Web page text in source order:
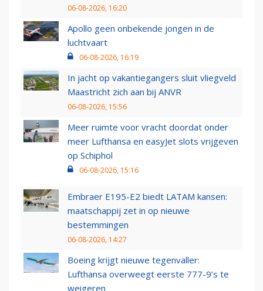
06-08-2026, 16:20
Apollo geen onbekende jongen in de
luchtvaart
06-08-2026, 16:19
In jacht op vakantiegangers sluit vliegveld
Maastricht zich aan bij ANVR
06-08-2026, 15:56
Meer ruimte voor vracht doordat onder
meer Lufthansa en easyJet slots vrijgeven
op Schiphol
06-08-2026, 15:16
Embraer E195-E2 biedt LATAM kansen:
maatschappij zet in op nieuwe
bestemmingen
06-08-2026, 14:27
Boeing krijgt nieuwe tegenvaller:
Lufthansa overweegt eerste 777-9’s te
weigeren